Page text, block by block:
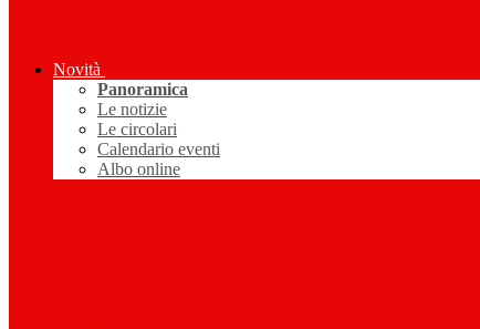
Novità
Panoramica
Le notizie
Le circolari
Calendario eventi
Albo online